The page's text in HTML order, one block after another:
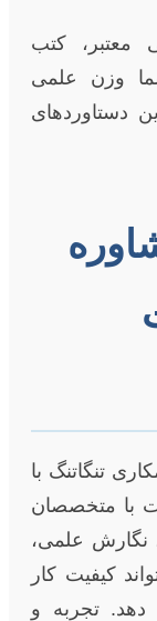
معتبر، کتب
وزن علمی
دستاوردهای
تنگاتنگ با
با متخصصان
نگارش علمی،
کیفیت کار
تجربه و